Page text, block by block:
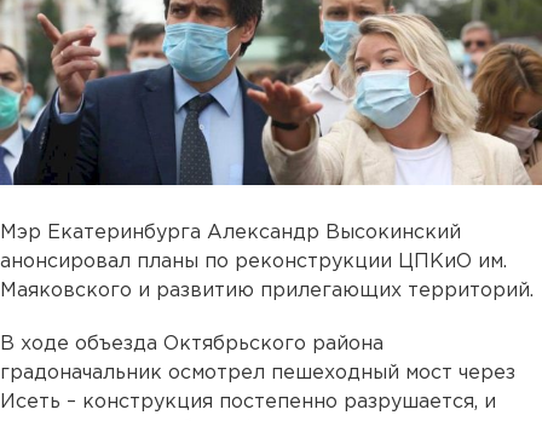
Мэр Екатеринбурга Александр Высокинский
анонсировал планы по реконструкции ЦПКиО им.
Маяковского и развитию прилегающих территорий.
В ходе объезда Октябрьского района
градоначальник осмотрел пешеходный мост через
Исеть – конструкция постепенно разрушается, и